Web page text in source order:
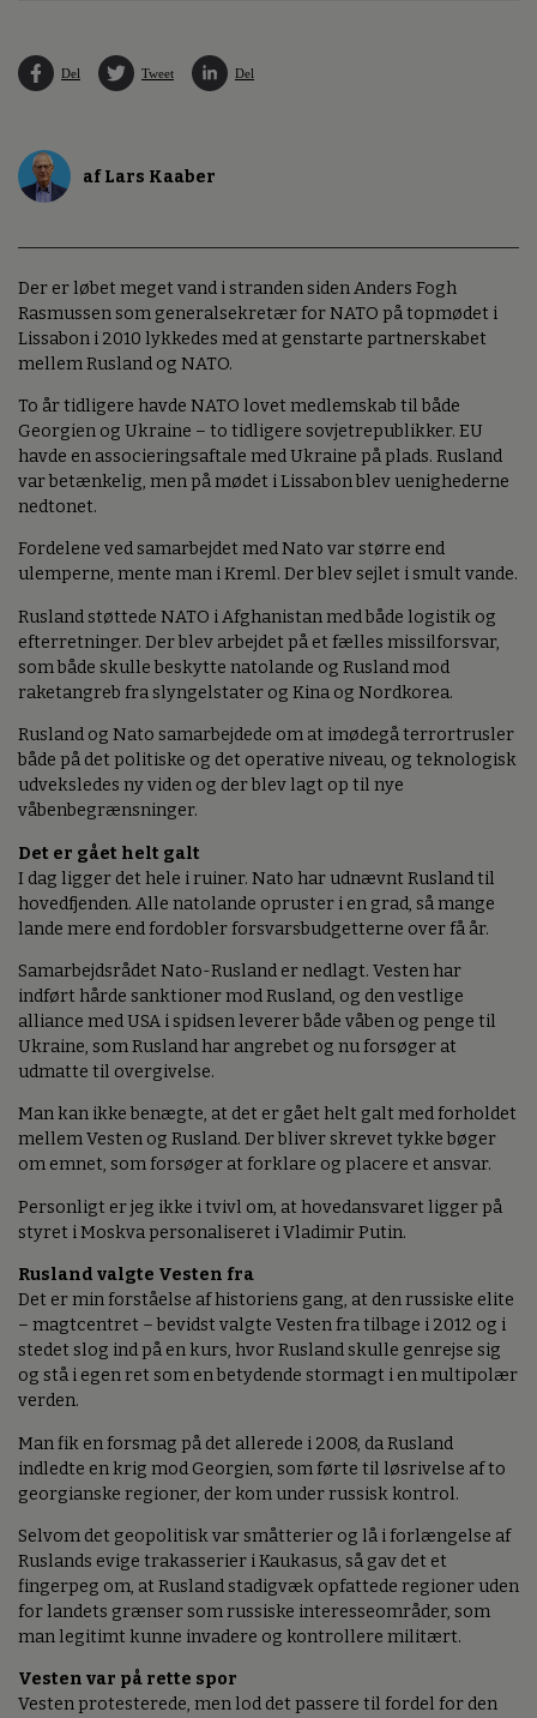
Del Tweet Del
af Lars Kaaber
Der er løbet meget vand i stranden siden Anders Fogh
Rasmussen som generalsekretær for NATO på topmødet i
Lissabon i 2010 lykkedes med at genstarte partnerskabet
mellem Rusland og NATO.
To år tidligere havde NATO lovet medlemskab til både
Georgien og Ukraine – to tidligere sovjetrepublikker. EU
havde en associeringsaftale med Ukraine på plads. Rusland
var betænkelig, men på mødet i Lissabon blev uenighederne
nedtonet.
Fordelene ved samarbejdet med Nato var større end
ulemperne, mente man i Kreml. Der blev sejlet i smult vande.
Rusland støttede NATO i Afghanistan med både logistik og
efterretninger. Der blev arbejdet på et fælles missilforsvar,
som både skulle beskytte natolande og Rusland mod
raketangreb fra slyngelstater og Kina og Nordkorea.
Rusland og Nato samarbejdede om at imødegå terrortrusler
både på det politiske og det operative niveau, og teknologisk
udveksledes ny viden og der blev lagt op til nye
våbenbegrænsninger.
Det er gået helt galt
I dag ligger det hele i ruiner. Nato har udnævnt Rusland til
hovedfjenden. Alle natolande opruster i en grad, så mange
lande mere end fordobler forsvarsbudgetterne over få år.
Samarbejdsrådet Nato-Rusland er nedlagt. Vesten har
indført hårde sanktioner mod Rusland, og den vestlige
alliance med USA i spidsen leverer både våben og penge til
Ukraine, som Rusland har angrebet og nu forsøger at
udmatte til overgivelse.
Man kan ikke benægte, at det er gået helt galt med forholdet
mellem Vesten og Rusland. Der bliver skrevet tykke bøger
om emnet, som forsøger at forklare og placere et ansvar.
Personligt er jeg ikke i tvivl om, at hovedansvaret ligger på
styret i Moskva personaliseret i Vladimir Putin.
Rusland valgte Vesten fra
Det er min forståelse af historiens gang, at den russiske elite
– magtcentret – bevidst valgte Vesten fra tilbage i 2012 og i
stedet slog ind på en kurs, hvor Rusland skulle genrejse sig
og stå i egen ret som en betydende stormagt i en multipolær
verden.
Man fik en forsmag på det allerede i 2008, da Rusland
indledte en krig mod Georgien, som førte til løsrivelse af to
georgianske regioner, der kom under russisk kontrol.
Selvom det geopolitisk var småtterier og lå i forlængelse af
Ruslands evige trakasserier i Kaukasus, så gav det et
fingerpeg om, at Rusland stadigvæk opfattede regioner uden
for landets grænser som russiske interesseområder, som
man legitimt kunne invadere og kontrollere militært.
Vesten var på rette spor
Vesten protesterede, men lod det passere til fordel for den